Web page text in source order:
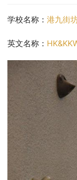
学校名称： 港九街
英文名称：